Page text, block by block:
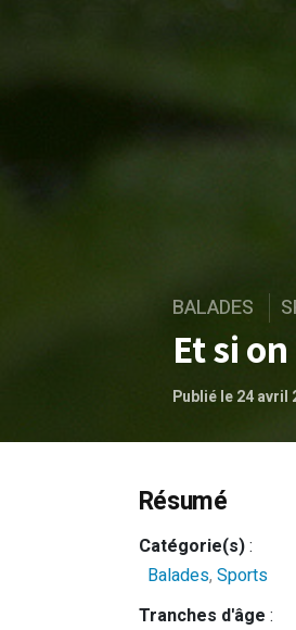
BALADES
Et si
Publié le 24 avril
Résumé
Catégorie(s):
Balades, Sports
Tranches d'âge :